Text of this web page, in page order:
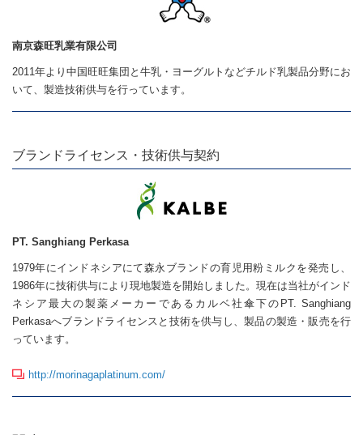
南京森旺乳業有限公司
2011年より中国旺旺集団と牛乳・ヨーグルトなどチルド乳製品分野にお
いて、製造技術供与を行っています。
ブランドライセンス・技術供与契約
PT. Sanghiang Perkasa
1979年にインドネシアにて森永ブランドの育児用粉ミルクを発売し、
1986年に技術供与により現地製造を開始しました。現在は当社がインド
ネシア最大の製薬メーカーであるカルベ社傘下のPT. Sanghiang
Perkasaへブランドライセンスと技術を供与し、製品の製造・販売を行
っています。
http://morinagaplatinum.com/